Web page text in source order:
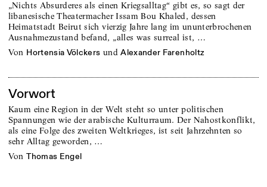
„Nichts Absurderes als einen Kriegsalltag“ gibt es, so sagt der
libanesische Theatermacher Issam Bou Khaled, dessen
Heimatstadt Beirut sich vierzig Jahre lang im ununterbrochenen
Ausnahmezustand befand, „alles was surreal ist, …
von Hortensia Völckers und Alexander Farenholtz
Vorwort
Kaum eine Region in der Welt steht so unter politischen
Spannungen wie der arabische Kulturraum. Der Nahostkonflikt,
als eine Folge des zweiten Weltkrieges, ist seit Jahrzehnten so
sehr Alltag geworden, …
von Thomas Engel